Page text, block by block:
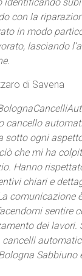
con la
in modo
lasciando
di Savena
cancello
sotto ogni
che mi ha
Hanno
chiari e
comunicazione
sentire
dei lavori.
Sabbiuno